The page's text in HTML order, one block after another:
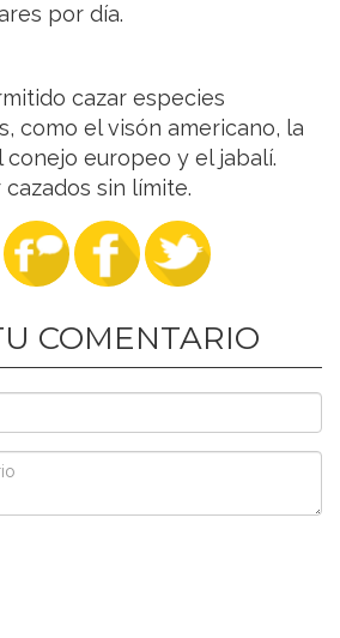
por día.
cazar especies
como el visón americano, la
conejo europeo y el jabalí.
sin límite.
COMENTARIO